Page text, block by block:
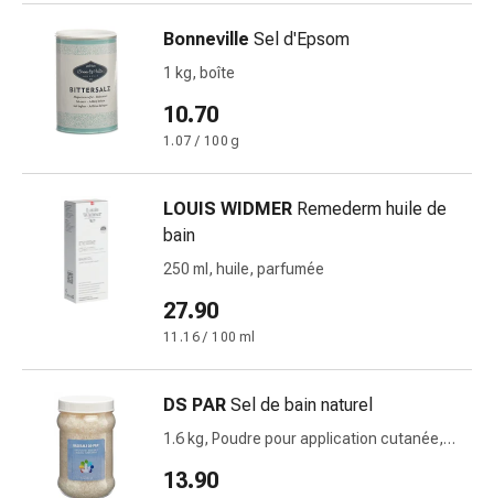
de
fixation
Gazes
compression
Pansements
Bandes
tapes
accessoires
filets
Bonneville Sel d'Epsom
1 kg, boîte
10.70
1.07 / 100 g
LOUIS WIDMER Remederm huile de
bain
250 ml, huile, parfumée
27.90
11.16 / 100 ml
DS PAR Sel de bain naturel
1.6 kg, Poudre pour application cutanée,
13.90